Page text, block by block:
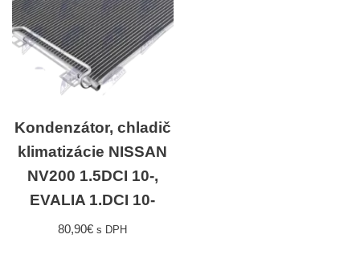
Kondenzátor, chladič
klimatizácie NISSAN
NV200 1.5DCI 10-,
EVALIA 1.DCI 10-
80,90€ s DPH